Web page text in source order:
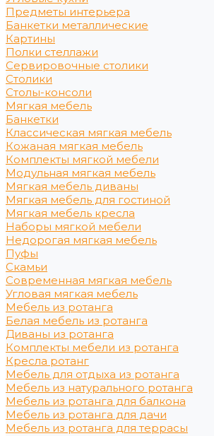
Предметы интерьера
Банкетки металлические
Картины
Полки стеллажи
Сервировочные столики
Столики
Столы-консоли
Мягкая мебель
Банкетки
Классическая мягкая мебель
Кожаная мягкая мебель
Комплекты мягкой мебели
Модульная мягкая мебель
Мягкая мебель диваны
Мягкая мебель для гостиной
Мягкая мебель кресла
Наборы мягкой мебели
Недорогая мягкая мебель
Пуфы
Скамьи
Современная мягкая мебель
Угловая мягкая мебель
Мебель из ротанга
Белая мебель из ротанга
Диваны из ротанга
Комплекты мебели из ротанга
Кресла ротанг
Мебель для отдыха из ротанга
Мебель из натурального ротанга
Мебель из ротанга для балкона
Мебель из ротанга для дачи
Мебель из ротанга для террасы